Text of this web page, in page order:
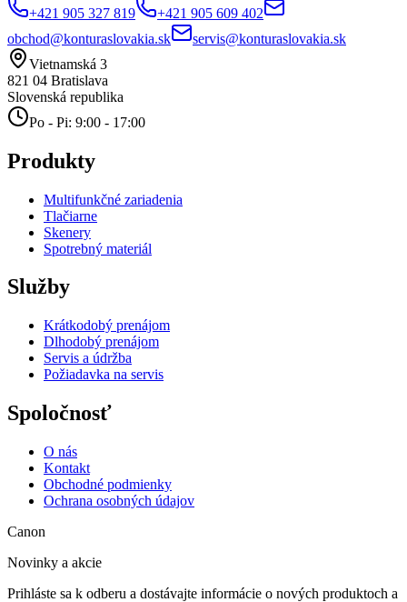
+421 905 327 819
+421 905 609 402
obchod@konturaslovakia.sk
servis@konturaslovakia.sk
Vietnamská 3
821 04 Bratislava
Slovenská republika
Po - Pi: 9:00 - 17:00
Produkty
Multifunkčné zariadenia
Tlačiarne
Skenery
Spotrebný materiál
Služby
Krátkodobý prenájom
Dlhodobý prenájom
Servis a údržba
Požiadavka na servis
Spoločnosť
O nás
Kontakt
Obchodné podmienky
Ochrana osobných údajov
Canon
Novinky a akcie
Prihláste sa k odberu a dostávajte informácie o nových produktoch a